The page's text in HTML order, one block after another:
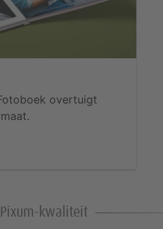
overtuigt
kwaliteit